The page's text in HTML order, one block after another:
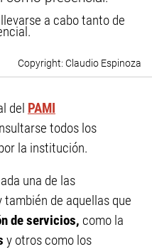
a cabo tanto de
Claudio Espinoza
del PAMI
todos los
la institución.
una de las
de aquellas que
de servicios, como la
y otros como los